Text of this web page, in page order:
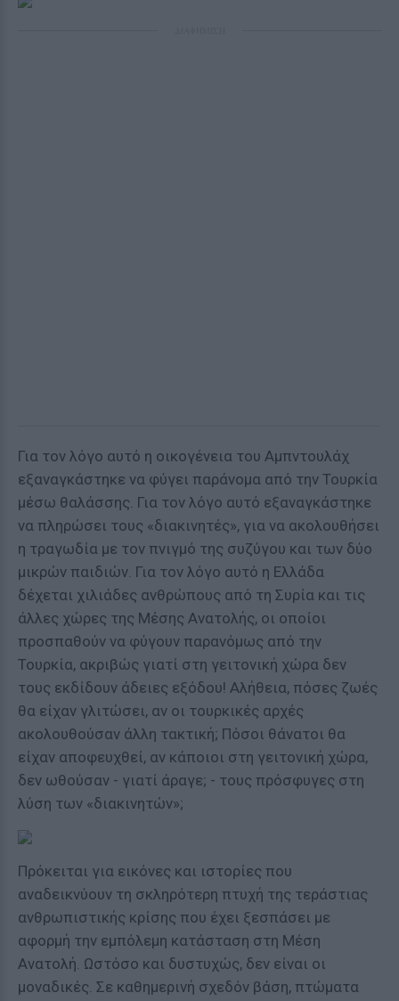
Για τον λόγο αυτό η οικογένεια του Αμπντουλάχ
εξαναγκάστηκε να φύγει παράνομα από την Τουρκία
μέσω θαλάσσης. Για τον λόγο αυτό εξαναγκάστηκε
να πληρώσει τους «διακινητές», για να ακολουθήσει
η τραγωδία με τον πνιγμό της συζύγου και των δύο
μικρών παιδιών. Για τον λόγο αυτό η Ελλάδα
δέχεται χιλιάδες ανθρώπους από τη Συρία και τις
άλλες χώρες της Μέσης Ανατολής, οι οποίοι
προσπαθούν να φύγουν παρανόμως από την
Τουρκία, ακριβώς γιατί στη γειτονική χώρα δεν
τους εκδίδουν άδειες εξόδου! Αλήθεια, πόσες ζωές
θα είχαν γλιτώσει, αν οι τουρκικές αρχές
ακολουθούσαν άλλη τακτική; Πόσοι θάνατοι θα
είχαν αποφευχθεί, αν κάποιοι στη γειτονική χώρα,
δεν ωθούσαν - γιατί άραγε; - τους πρόσφυγες στη
λύση των «διακινητών»;
Πρόκειται για εικόνες και ιστορίες που
αναδεικνύουν τη σκληρότερη πτυχή της τεράστιας
ανθρωπιστικής κρίσης που έχει ξεσπάσει με
αφορμή την εμπόλεμη κατάσταση στη Μέση
Ανατολή. Ωστόσο και δυστυχώς, δεν είναι οι
μοναδικές. Σε καθημερινή σχεδόν βάση, πτώματα